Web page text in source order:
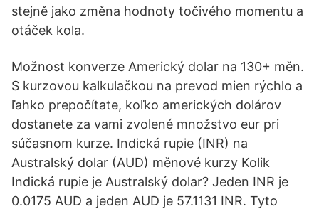
stejně jako změna hodnoty točivého momentu a
otáček kola.
Možnost konverze Americký dolar na 130+ měn.
S kurzovou kalkulačkou na prevod mien rýchlo a
ľahko prepočítate, koľko amerických dolárov
dostanete za vami zvolené množstvo eur pri
súčasnom kurze. Indická rupie (INR) na
Australský dolar (AUD) měnové kurzy Kolik
Indická rupie je Australský dolar? Jeden INR je
0.0175 AUD a jeden AUD je 57.1131 INR. Tyto